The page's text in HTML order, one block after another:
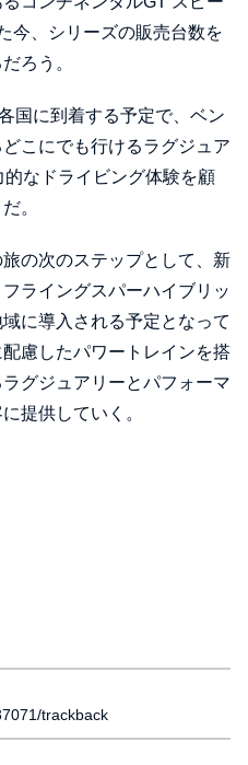
今、シリーズの販売台数を
ろう。
国に到着する予定で、ベン
こにでも行けるラグジュア
なドライビング体験を顧
。
の次のステップとして、新
ライングスパーハイブリッ
に導入される予定となって
慮したパワートレインを搭
グジュアリーとパフォーマ
提供していく。
trackback